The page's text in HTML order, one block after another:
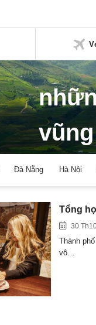
Đà Nẵng Hà Nội
Tổng
30
Thành
vô…